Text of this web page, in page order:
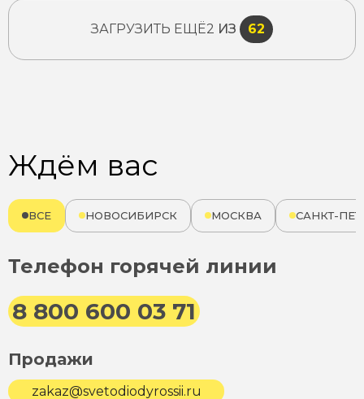
ЗАГРУЗИТЬ ЕЩЁ2 ИЗ 62
Ждём вас
ВСЕ НОВОСИБИРСК МОСКВА САНКТ-
Телефон горячей линии
8 800 600 03 71
Продажи
zakaz@svetodiodyrossii.ru